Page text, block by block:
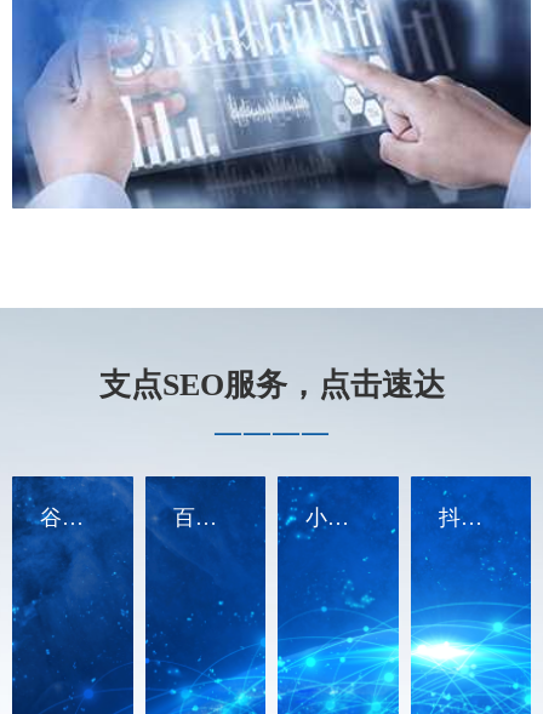
包括首页攻占、百科、搜索框、网站优化等）
支点SEO服务，点击速达
————
谷歌SEO 百度SEO 小红书SEO 抖音SEO